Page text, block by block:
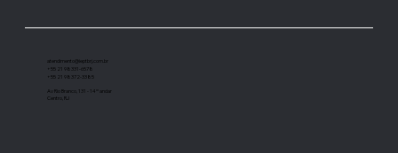
importante instrumento de cobrança”
atendimento@ieptbrj.com.br
+55 21 98331-6578
+55 21 98372-3385
Av Rio Branco, 131 - 14º andar
Centro, RJ